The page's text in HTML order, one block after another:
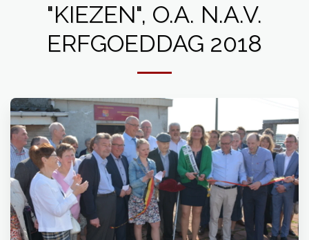
"KIEZEN", O.A. N.A.V.
ERFGOEDDAG 2018